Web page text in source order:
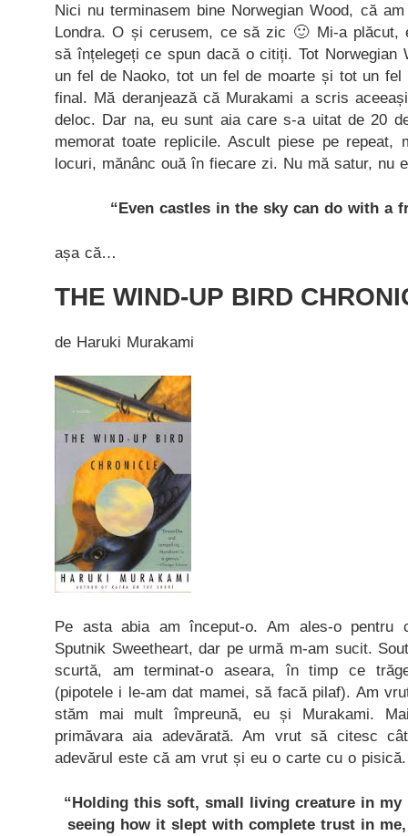
Nici nu terminasem bine Norwegian Wood, că
Londra. O și cerusem, ce să zic 🙂 Mi-a plăcut,
să înțelegeți ce spun dacă o citiți. Tot Norwegian
un fel de Naoko, tot un fel de moarte și tot un fel
final. Mă deranjează că Murakami a scris
deloc. Dar na, eu sunt aia care s-a uitat de 20
memorat toate replicile. Ascult piese pe repeat,
locuri, mănânc ouă în fiecare zi. Nu mă satur, nu
“Even castles in the sky can do with a
așa că…
THE WIND-UP BIRD
de Haruki Murakami
Pe asta abia am început-o. Am ales-o pentru
Sputnik Sweetheart, dar pe urmă m-am sucit.
scurtă, am terminat-o aseara, în timp ce
(pipotele i le-am dat mamei, să facă pilaf). Am
stăm mai mult împreună, eu și Murakami.
primăvara aia adevărată. Am vrut să citesc
adevărul este că am vrut și eu o carte cu o pisică.
“Holding this soft, small living creature in my
seeing how it slept with complete trust in